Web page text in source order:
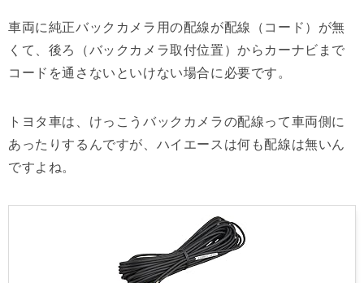
車両に純正バックカメラ用の配線が配線（コード）が無
くて、後ろ（バックカメラ取付位置）からカーナビまで
コードを通さないといけない場合に必要です。
トヨタ車は、けっこうバックカメラの配線って車両側に
あったりするんですが、ハイエースは何も配線は無いん
ですよね。